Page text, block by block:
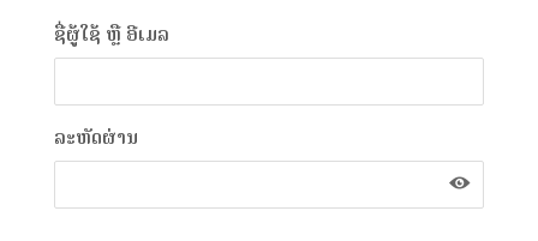
ຊື່ຜູ້ໃຊ້ ຫຼື ອີເມລ
ລະຫັດຜ່ານ